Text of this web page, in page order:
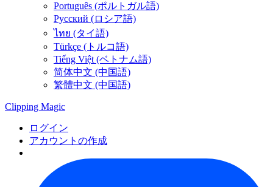
Português (ポルトガル語)
Русский (ロシア語)
ไทย (タイ語)
Türkçe (トルコ語)
Tiếng Việt (ベトナム語)
简体中文 (中国語)
繁體中文 (中国語)
Clipping Magic
ログイン
アカウントの作成